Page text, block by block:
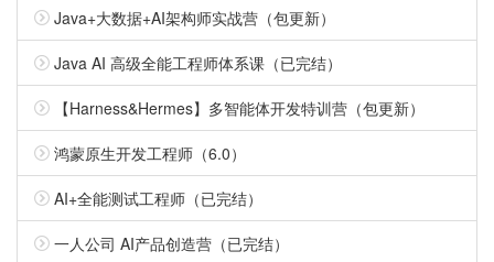
Java+大数据+AI架构师实战营（包更新）
Java AI 高级全能工程师体系课（已完结）
【Harness&Hermes】多智能体开发特训营（包更新）
鸿蒙原生开发工程师（6.0）
AI+全能测试工程师（已完结）
一人公司 AI产品创造营（已完结）